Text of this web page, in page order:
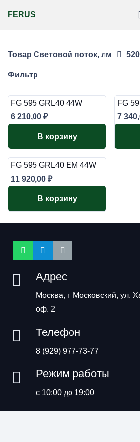
FERUS
Товар Световой поток, лм
Фильтр
FG 595 GRL40 44W
6 210,00 ₽
В корзину
FG
7
FG 595 GRL40 EM 44W
11 920,00 ₽
В корзину
Адрес
Москва, г. Московский, ул.
оф. 2
Телефон
8 (929) 977-73-77
Режим работы
с 10:00 до 19:00